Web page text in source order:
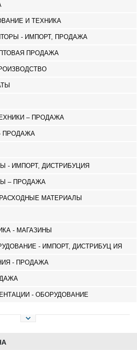
И ТЕХНИКА
- ИМПОРТ, ПРОДАЖА
ПРОДАЖА
– ПРОДАЖА
ПРОДАЖА
- ИМПОРТ, ДИСТРИБУЦИЯ
– ПРОДАЖА
МАТЕРИАЛЫ
- МАГАЗИНЫ
- ИМПОРТ, ДИСТРИБУЦ ИЯ
- ПРОДАЖА
- ОБОРУДОВАНИЕ